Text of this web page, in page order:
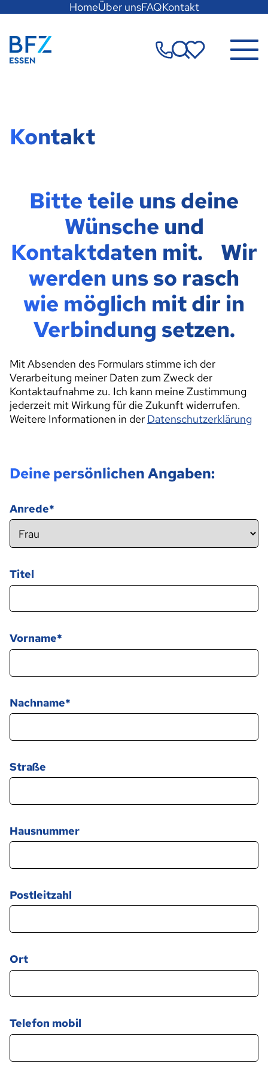
Seite
anspringen
HomeÜber unsFAQKontakt
Zur Startseite Merkzettel
Kontakt
Bitte teile uns deine
Wünsche und
Kontaktdaten mit. Wir
werden uns so rasch
wie möglich mit dir in
Verbindung setzen.
Mit Absenden des Formulars stimme ich der
Verarbeitung meiner Daten zum Zweck der
Kontaktaufnahme zu. Ich kann meine Zustimmung
jederzeit mit Wirkung für die Zukunft widerrufen.
Weitere Informationen in der Datenschutzerklärung
Deine persönlichen Angaben:
Anrede
Titel
Vorname
Nachname
Straße
Hausnummer
Postleitzahl
Ort
Telefon mobil